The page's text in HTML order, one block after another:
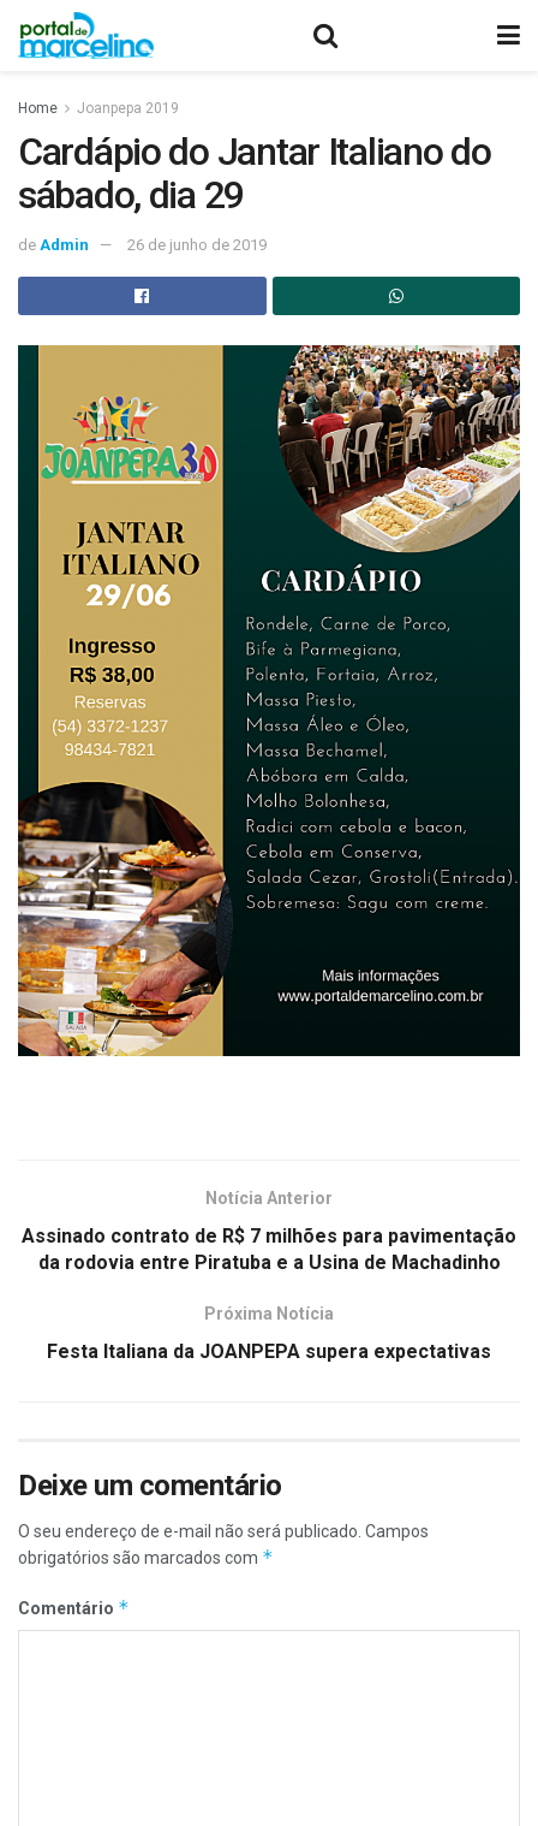
Home Joanpepa 2019
Cardápio do Jantar Italiano do
sábado, dia 29
de Admin 26 de junho de 2019
Notícia Anterior
Assinado contrato de R$ 7 milhões para pavimentação
da rodovia entre Piratuba e a Usina de Machadinho
Próxima Notícia
Festa Italiana da JOANPEPA supera expectativas
Deixe um comentário
O seu endereço de e-mail não será publicado. Campos
obrigatórios são marcados com *
Comentário *